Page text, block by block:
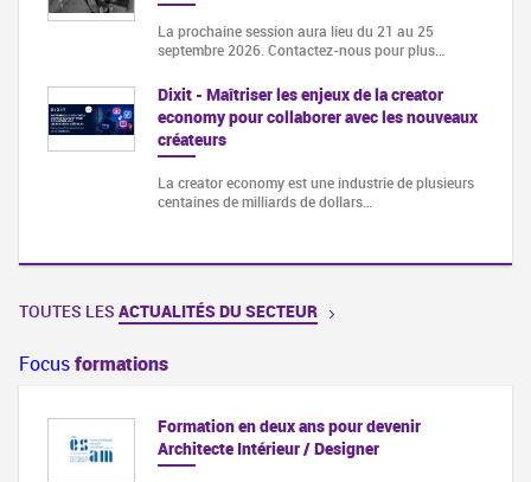
La prochaine session aura lieu du 21 au 25
septembre 2026. Contactez-nous pour plus…
Dixit - Maîtriser les enjeux de la creator
economy pour collaborer avec les nouveaux
créateurs
La creator economy est une industrie de plusieurs
centaines de milliards de dollars…
TOUTES LES ACTUALITÉS DU SECTEUR
Focusformations
Formation en deux ans pour devenir
Architecte Intérieur / Designer